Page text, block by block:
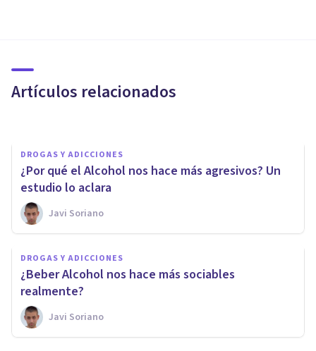
Artículos relacionados
Miedo a la Muerte
DROGAS Y ADICCIONES
¿Por qué el Alcohol nos hace más agresivos? Un
estudio lo aclara
Javi Soriano
DROGAS Y ADICCIONES
¿Beber Alcohol nos hace más sociables
realmente?
Javi Soriano
DROGAS Y ADICCIONES
Un estudio confirma que el
Cannabis daña un tipo de
memoria en la mente
Javi Soriano